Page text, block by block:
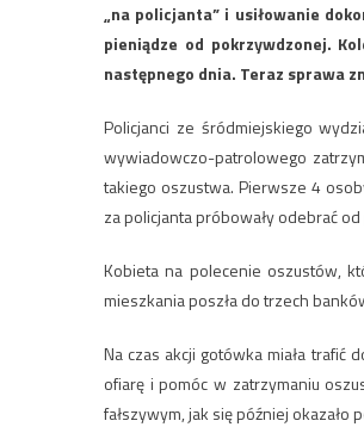
„na policjanta” i usiłowanie
pieniądze od pokrzywdzonej.
następnego dnia. Teraz sprawa
Policjanci ze śródmiejskiego
wywiadowczo-patrolowego
takiego oszustwa. Pierwsze 4
za policjanta próbowały odebrać
Kobieta na polecenie oszustów,
mieszkania poszła do trzech
Na czas akcji gotówka miała trafić
ofiarę i pomóc w zatrzymaniu
fałszywym, jak się później okazało